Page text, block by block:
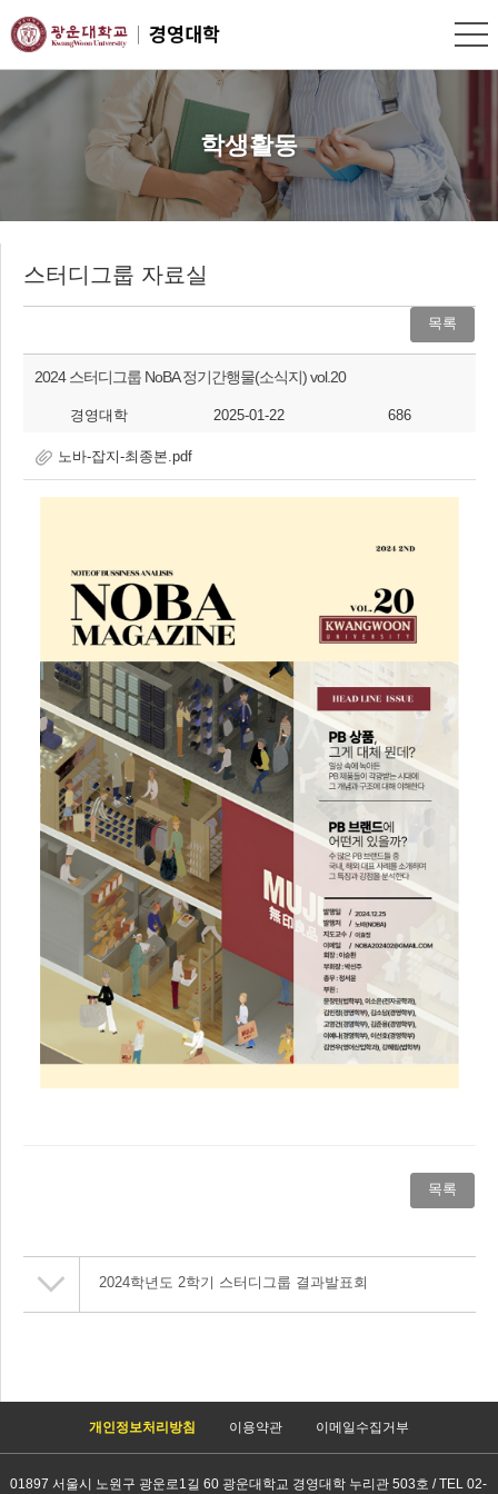
학생활동
스터디그룹 자료실
목록
2024 스터디그룹 NoBA 정기간행물(소식지) vol.20
경영대학 2025-01-22 686
노바-잡지-최종본.pdf
목록
2024학년도 2학기 스터디그룹 결과발표회
개인정보처리방침 이용약관 이메일수집거부
01897 서울시 노원구 광운로1길 60 광운대학교 경영대학 누리관 503호 / TEL 02-